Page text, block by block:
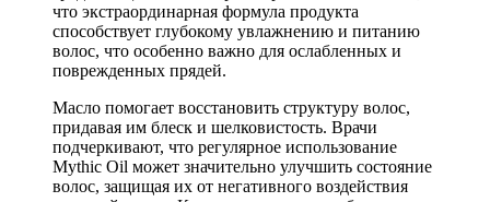
что экстраординарная формула продукта
способствует глубокому увлажнению и питанию
волос, что особенно важно для ослабленных и
поврежденных прядей.
Масло помогает восстановить структуру волос,
придавая им блеск и шелковистость. Врачи
подчеркивают, что регулярное использование
Mythic Oil может значительно улучшить состояние
волос, защищая их от негативного воздействия